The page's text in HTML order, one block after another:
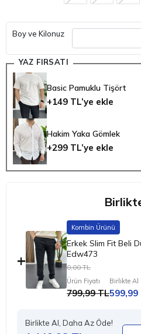
Boy ve Kilonuz
YAZ FIRSATI
Basic Pamuklu Tişört
+149 TL’ye ekle
Hakim Yaka Gömlek
+299 TL’ye ekle
+
Kombin Ürünü
Erkek Slim Fit Beli
Edw473
0,00 TL
Ürün Fiyatı
799,99 TL
Birlikte Al
599,99
Birlikte Al, Daha Az Öde!